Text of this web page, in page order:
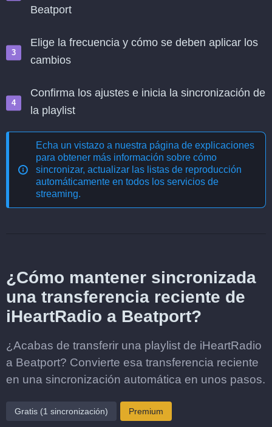
Beatport
Elige la frecuencia y cómo se deben aplicar los
cambios
Confirma los ajustes e inicia la sincronización de
la playlist
Echa un vistazo a nuestra página de explicaciones
para obtener más información sobre cómo
sincronizar, actualizar las listas de reproducción
automáticamente en todos los servicios de
streaming.
¿Cómo mantener sincronizada
una transferencia reciente de
iHeartRadio a Beatport?
¿Acabas de transferir una playlist de iHeartRadio
a Beatport? Convierte esa transferencia reciente
en una sincronización automática en unos pasos.
Gratis (1 sincronización) Premium